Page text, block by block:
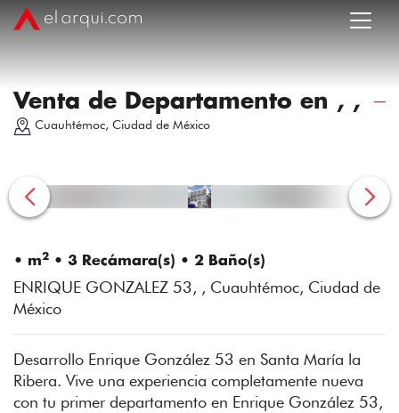
Venta de Departamento en , ,
Cuauhtémoc, Ciudad de México
• m2 • 3 Recámara(s) • 2 Baño(s)
ENRIQUE GONZALEZ 53, , Cuauhtémoc, Ciudad de
México
Desarrollo Enrique González 53 en Santa María la
Ribera. Vive una experiencia completamente nueva
con tu primer departamento en Enrique González 53,